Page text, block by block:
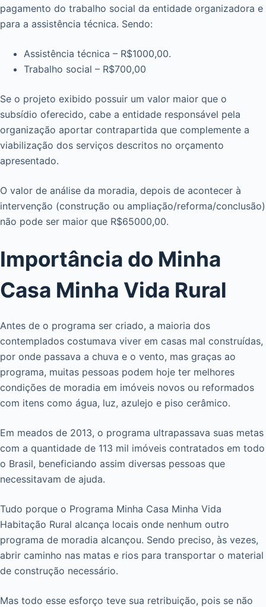
pagamento do trabalho social da entidade organizadora e
para a assistência técnica. Sendo:
Assistência técnica – R$1000,00.
Trabalho social – R$700,00
Se o projeto exibido possuir um valor maior que o
subsídio oferecido, cabe a entidade responsável pela
organização aportar contrapartida que complemente a
viabilização dos serviços descritos no orçamento
apresentado.
O valor de análise da moradia, depois de acontecer à
intervenção (construção ou ampliação/reforma/conclusão)
não pode ser maior que R$65000,00.
Importância do Minha
Casa Minha Vida Rural
Antes de o programa ser criado, a maioria dos
contemplados costumava viver em casas mal construídas,
por onde passava a chuva e o vento, mas graças ao
programa, muitas pessoas podem hoje ter melhores
condições de moradia em imóveis novos ou reformados
com itens como água, luz, azulejo e piso cerâmico.
Em meados de 2013, o programa ultrapassava suas metas
com a quantidade de 113 mil imóveis contratados em todo
o Brasil, beneficiando assim diversas pessoas que
necessitavam de ajuda.
Tudo porque o Programa Minha Casa Minha Vida
Habitação Rural alcança locais onde nenhum outro
programa de moradia alcançou. Sendo preciso, às vezes,
abrir caminho nas matas e rios para transportar o material
de construção necessário.
Mas todo esse esforço teve sua retribuição, pois se não